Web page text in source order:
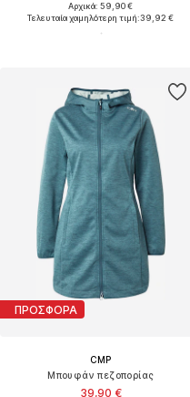
Αρχικά: 59,90 €
Τελευταία χαμηλότερη τιμή:39,92 €
ΠΡΟΣΦΟΡΑ
CMP
Μπουφάν πεζοπορίας
39,90 €